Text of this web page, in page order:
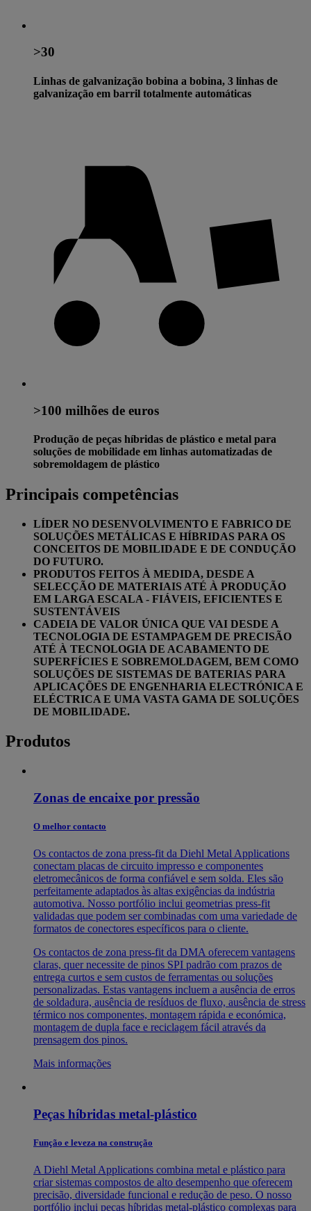
>30
Linhas de galvanização bobina a bobina, 3 linhas de
galvanização em barril totalmente automáticas
>100 milhões de euros
Produção de peças híbridas de plástico e metal para
soluções de mobilidade em linhas automatizadas de
sobremoldagem de plástico
Principais competências
LÍDER NO DESENVOLVIMENTO E FABRICO DE
SOLUÇÕES METÁLICAS E HÍBRIDAS PARA OS
CONCEITOS DE MOBILIDADE E DE CONDUÇÃO
DO FUTURO.
PRODUTOS FEITOS À MEDIDA, DESDE A
SELECÇÃO DE MATERIAIS ATÉ À PRODUÇÃO
EM LARGA ESCALA - FIÁVEIS, EFICIENTES E
SUSTENTÁVEIS
CADEIA DE VALOR ÚNICA QUE VAI DESDE A
TECNOLOGIA DE ESTAMPAGEM DE PRECISÃO
ATÉ À TECNOLOGIA DE ACABAMENTO DE
SUPERFÍCIES E SOBREMOLDAGEM, BEM COMO
SOLUÇÕES DE SISTEMAS DE BATERIAS PARA
APLICAÇÕES DE ENGENHARIA ELECTRÓNICA E
ELÉCTRICA E UMA VASTA GAMA DE SOLUÇÕES
DE MOBILIDADE.
Produtos
Zonas de encaixe por pressão
O melhor contacto
Os contactos de zona press-fit da Diehl Metal Applications
conectam placas de circuito impresso e componentes
eletromecânicos de forma confiável e sem solda. Eles são
perfeitamente adaptados às altas exigências da indústria
automotiva. Nosso portfólio inclui geometrias press-fit
validadas que podem ser combinadas com uma variedade de
formatos de conectores específicos para o cliente.
Os contactos de zona press-fit da DMA oferecem vantagens
claras, quer necessite de pinos SPI padrão com prazos de
entrega curtos e sem custos de ferramentas ou soluções
personalizadas. Estas vantagens incluem a ausência de erros
de soldadura, ausência de resíduos de fluxo, ausência de stress
térmico nos componentes, montagem rápida e económica,
montagem de dupla face e reciclagem fácil através da
prensagem dos pinos.
Mais informações
Peças híbridas metal-plástico
Função e leveza na construção
A Diehl Metal Applications combina metal e plástico para
criar sistemas compostos de alto desempenho que oferecem
precisão, diversidade funcional e redução de peso. O nosso
portfólio inclui peças híbridas metal-plástico complexas para